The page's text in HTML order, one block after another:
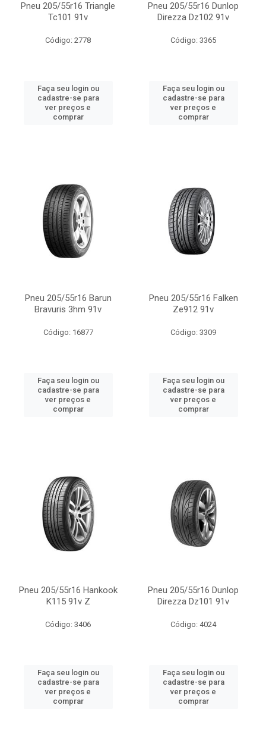
Pneu 205/55r16 Triangle
Tc101 91v
Código: 2778
Faça seu login ou
cadastre-se para
ver preços e
comprar
Pneu 205/55r16 Dunlop
Direzza Dz102 91v
Código: 3365
Faça seu login ou
cadastre-se para
ver preços e
comprar
Pneu 205/55r16 Barun
Bravuris 3hm 91v
Código: 16877
Faça seu login ou
cadastre-se para
ver preços e
comprar
Pneu 205/55r16 Falken
Ze912 91v
Código: 3309
Faça seu login ou
cadastre-se para
ver preços e
comprar
Pneu 205/55r16 Hankook
K115 91v Z
Código: 3406
Faça seu login ou
cadastre-se para
ver preços e
comprar
Pneu 205/55r16 Dunlop
Direzza Dz101 91v
Código: 4024
Faça seu login ou
cadastre-se para
ver preços e
comprar